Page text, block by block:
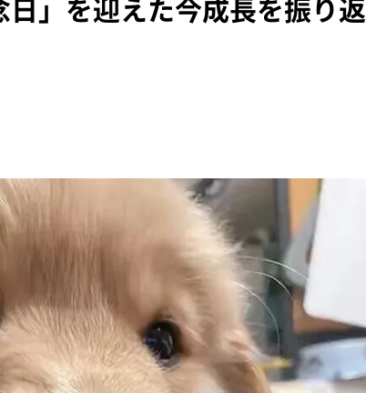
」を迎えた今成長を振り返